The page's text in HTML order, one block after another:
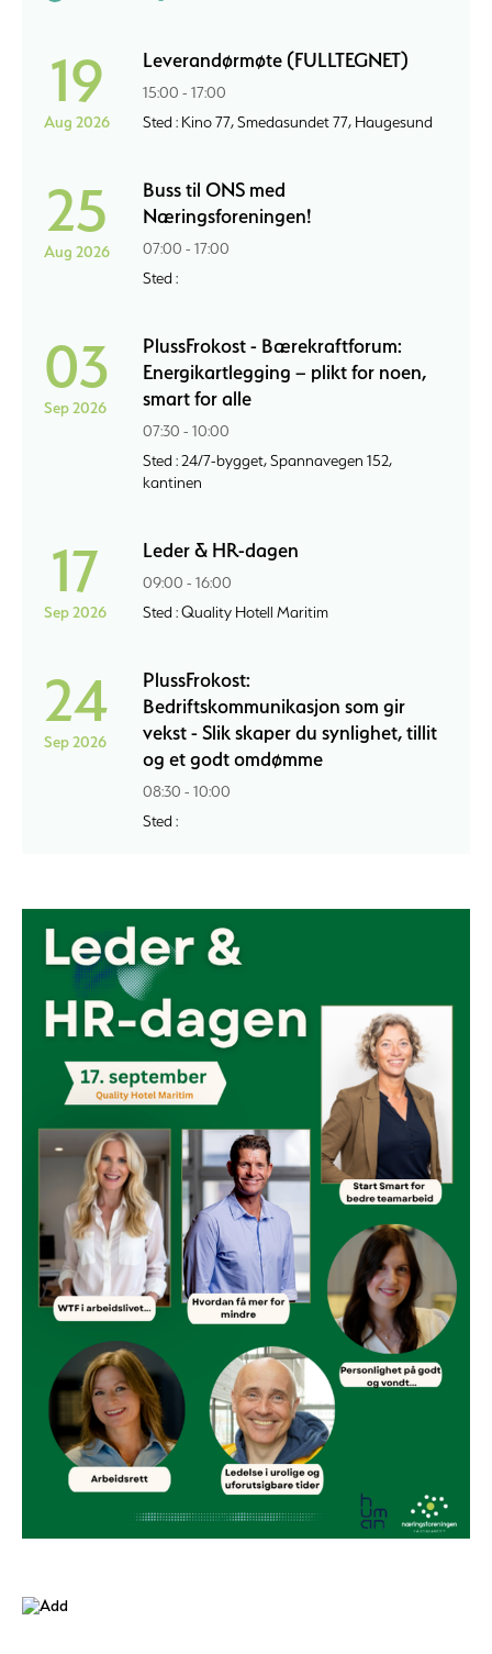
19
Aug 2026
Leverandørmøte (FULLTEGNET)
15:00 - 17:00
Sted : Kino 77, Smedasundet 77, Haugesund
25
Aug 2026
Buss til ONS med
Næringsforeningen!
07:00 - 17:00
Sted :
03
Sep 2026
PlussFrokost - Bærekraftforum:
Energikartlegging – plikt for noen,
smart for alle
07:30 - 10:00
Sted : 24/7-bygget, Spannavegen 152,
kantinen
17
Sep 2026
Leder & HR-dagen
09:00 - 16:00
Sted : Quality Hotell Maritim
24
Sep 2026
PlussFrokost:
Bedriftskommunikasjon som gir
vekst - Slik skaper du synlighet, tillit
og et godt omdømme
08:30 - 10:00
Sted :